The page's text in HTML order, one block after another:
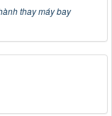
thay máy bay